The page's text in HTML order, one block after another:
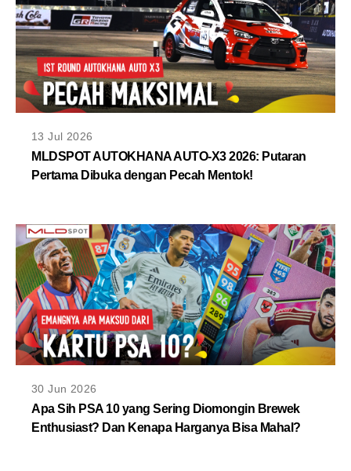
13 Jul 2026
MLDSPOT AUTOKHANA AUTO-X3 2026: Putaran
Pertama Dibuka dengan Pecah Mentok!
30 Jun 2026
Apa Sih PSA 10 yang Sering Diomongin Brewek
Enthusiast? Dan Kenapa Harganya Bisa Mahal?